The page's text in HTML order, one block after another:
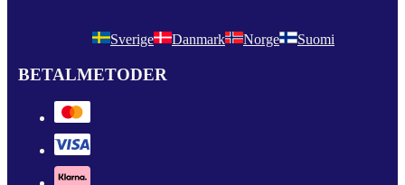
Sverige Danmark Norge Suomi
BETALMETODER